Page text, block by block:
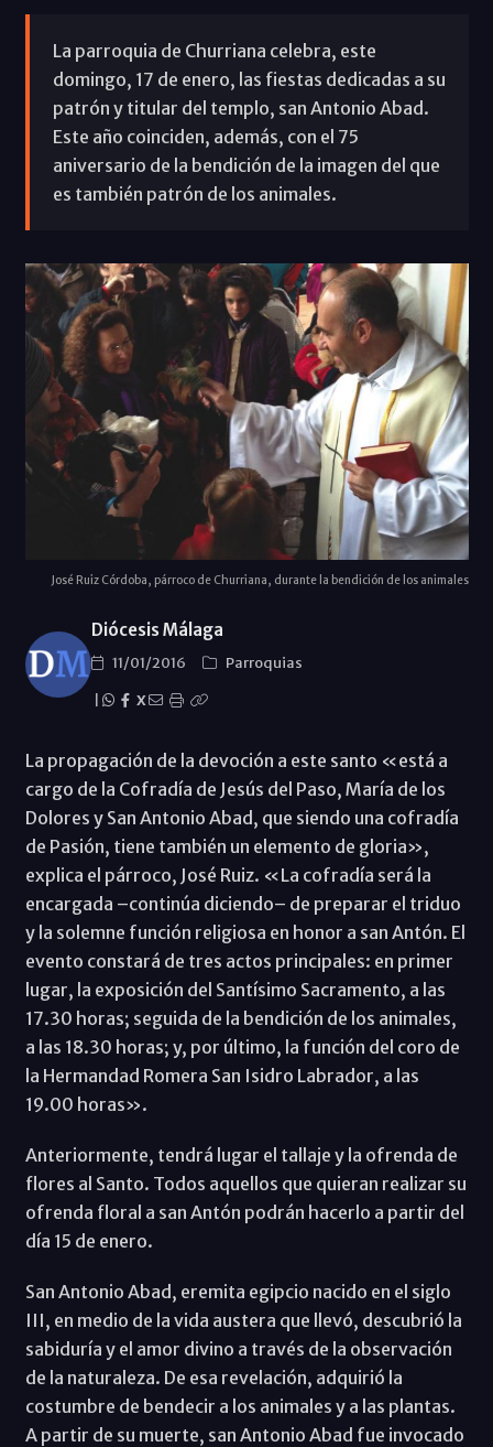
La parroquia de Churriana celebra, este
domingo, 17 de enero, las fiestas dedicadas a su
patrón y titular del templo, san Antonio Abad.
Este año coinciden, además, con el 75
aniversario de la bendición de la imagen del que
es también patrón de los animales.
José Ruiz Córdoba, párroco de Churriana, durante la bendición de los animales
Diócesis Málaga
11/01/2016
Parroquias
X
La propagación de la devoción a este santo «está a
cargo de la Cofradía de Jesús del Paso, María de los
Dolores y San Antonio Abad, que siendo una cofradía
de Pasión, tiene también un elemento de gloria»,
explica el párroco, José Ruiz. «La cofradía será la
encargada –continúa diciendo– de preparar el triduo
y la solemne función religiosa en honor a san Antón. El
evento constará de tres actos principales: en primer
lugar, la exposición del Santísimo Sacramento, a las
17.30 horas; seguida de la bendición de los animales,
a las 18.30 horas; y, por último, la función del coro de
la Hermandad Romera San Isidro Labrador, a las
19.00 horas».
Anteriormente, tendrá lugar el tallaje y la ofrenda de
flores al Santo. Todos aquellos que quieran realizar su
ofrenda floral a san Antón podrán hacerlo a partir del
día 15 de enero.
San Antonio Abad, eremita egipcio nacido en el siglo
III, en medio de la vida austera que llevó, descubrió la
sabiduría y el amor divino a través de la observación
de la naturaleza. De esa revelación, adquirió la
costumbre de bendecir a los animales y a las plantas.
A partir de su muerte, san Antonio Abad fue invocado